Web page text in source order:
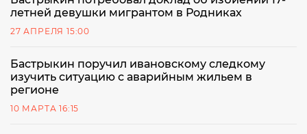
летней девушки мигрантом в Родниках
27 АПРЕЛЯ 15:00
Бастрыкин поручил ивановскому следкому
изучить ситуацию с аварийным жильем в
регионе
10 МАРТА 16:15